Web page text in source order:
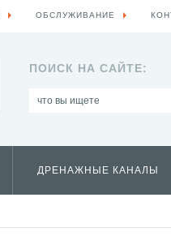
ПОИСК НА САЙТЕ:
ДРЕНАЖНЫЕ КАНАЛЫ
ОБСЛУЖИВАНИЕ